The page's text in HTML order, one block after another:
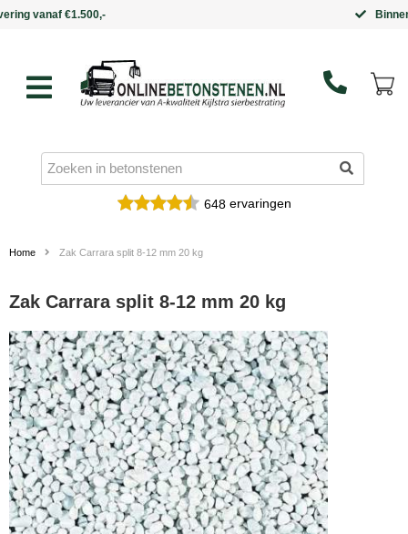
648ervaringen
Home Zak Carrara split 8-12 mm 20 kg
Zak Carrara split 8-12 mm 20 kg